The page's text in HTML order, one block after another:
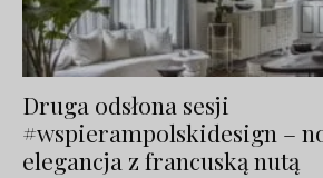
Druga odsłona sesji
#wspierampolskidesign –
elegancja z francuską nutą